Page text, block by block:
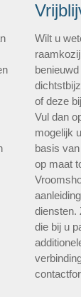
Wilt u
of deze
Vul dan
mogelijk
basis
op maat
diensten.
die bij u